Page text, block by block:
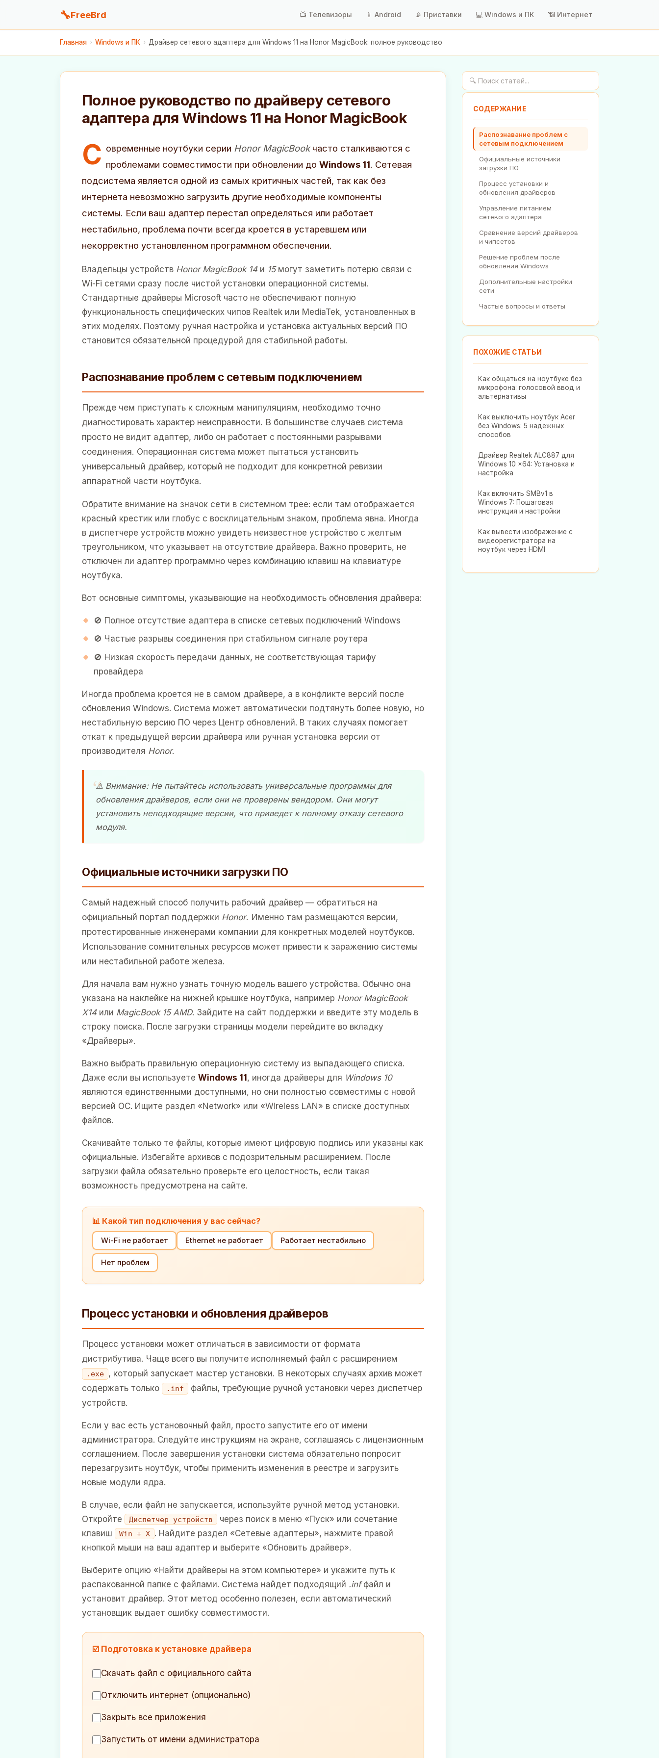
🔧FreeBrd 📺 Телевизоры 📱 Android 📡 Приставки 💻 Windows и ПК 📶 Интернет
Главная › Windows и ПК › Драйвер сетевого адаптера для Windows 11 на Honor MagicBook: полное руководство
Полное руководство по драйверу сетевого
адаптера для Windows 11 на Honor MagicBook
С овременные ноутбуки серии Honor MagicBookчасто сталкиваются с
проблемами совместимости при обновлении до Windows 11. Сетевая
подсистема является одной из самых критичных частей, так как без
интернета невозможно загрузить другие необходимые компоненты
системы. Если ваш адаптер перестал определяться или работает
нестабильно, проблема почти всегда кроется в устаревшем или
некорректно установленном программном обеспечении.
Владельцы устройств Honor MagicBook 14и 15могут заметить потерю связи с
Wi-Fi сетями сразу после чистой установки операционной системы.
Стандартные драйверы Microsoft часто не обеспечивают полную
функциональность специфических чипов Realtek или MediaTek, установленных в
этих моделях. Поэтому ручная настройка и установка актуальных версий ПО
становится обязательной процедурой для стабильной работы.
Распознавание проблем с сетевым подключением
Прежде чем приступать к сложным манипуляциям, необходимо точно
диагностировать характер неисправности. В большинстве случаев система
просто не видит адаптер, либо он работает с постоянными разрывами
соединения. Операционная система может пытаться установить
универсальный драйвер, который не подходит для конкретной ревизии
аппаратной части ноутбука.
Обратите внимание на значок сети в системном трее: если там отображается
красный крестик или глобус с восклицательным знаком, проблема явна. Иногда
в диспетчере устройств можно увидеть неизвестное устройство с желтым
треугольником, что указывает на отсутствие драйвера. Важно проверить, не
отключен ли адаптер программно через комбинацию клавиш на клавиатуре
ноутбука.
Вот основные симптомы, указывающие на необходимость обновления драйвера:
🚫 Полное отсутствие адаптера в списке сетевых подключений Windows
🚫 Частые разрывы соединения при стабильном сигнале роутера
🚫 Низкая скорость передачи данных, не соответствующая тарифу
провайдера
Иногда проблема кроется не в самом драйвере, а в конфликте версий после
обновления Windows. Система может автоматически подтянуть более новую, но
нестабильную версию ПО через Центр обновлений. В таких случаях помогает
откат к предыдущей версии драйвера или ручная установка версии от
производителя Honor.
⚠️ Внимание: Не пытайтесь использовать универсальные программы для
обновления драйверов, если они не проверены вендором. Они могут
установить неподходящие версии, что приведет к полному отказу сетевого
модуля.
Официальные источники загрузки ПО
Самый надежный способ получить рабочий драйвер — обратиться на
официальный портал поддержки Honor. Именно там размещаются версии,
протестированные инженерами компании для конкретных моделей ноутбуков.
Использование сомнительных ресурсов может привести к заражению системы
или нестабильной работе железа.
Для начала вам нужно узнать точную модель вашего устройства. Обычно она
указана на наклейке на нижней крышке ноутбука, например Honor MagicBook
X14или MagicBook 15 AMD. Зайдите на сайт поддержки и введите эту модель в
строку поиска. После загрузки страницы модели перейдите во вкладку
«Драйверы».
Важно выбрать правильную операционную систему из выпадающего списка.
Даже если вы используете Windows 11 , иногда драйверы для Windows 10
являются единственными доступными, но они полностью совместимы с новой
версией ОС. Ищите раздел «Network» или «Wireless LAN» в списке доступных
файлов.
Скачивайте только те файлы, которые имеют цифровую подпись или указаны как
официальные. Избегайте архивов с подозрительным расширением. После
загрузки файла обязательно проверьте его целостность, если такая
возможность предусмотрена на сайте.
📊 Какой тип подключения у вас сейчас?
Wi-Fi не работает Ethernet не работает Работает нестабильно
Нет проблем
Процесс установки и обновления драйверов
Процесс установки может отличаться в зависимости от формата
дистрибутива. Чаще всего вы получите исполняемый файл с расширением
.exe , который запускает мастер установки. В некоторых случаях архив может
содержать только
.inf
файлы, требующие ручной установки через диспетчер
устройств.
Если у вас есть установочный файл, просто запустите его от имени
администратора. Следуйте инструкциям на экране, соглашаясь с лицензионным
соглашением. После завершения установки система обязательно попросит
перезагрузить ноутбук, чтобы применить изменения в реестре и загрузить
новые модули ядра.
В случае, если файл не запускается, используйте ручной метод установки.
Откройте
Диспетчер устройств
через поиск в меню «Пуск» или сочетание
клавиш
Win + X . Найдите раздел «Сетевые адаптеры», нажмите правой
кнопкой мыши на ваш адаптер и выберите «Обновить драйвер».
Выберите опцию «Найти драйверы на этом компьютере» и укажите путь к
распакованной папке с файлами. Система найдет подходящий .infфайл и
установит драйвер. Этот метод особенно полезен, если автоматический
установщик выдает ошибку совместимости.
☑️ Подготовка к установке драйвера
Скачать файл с официального сайта
Отключить интернет (опционально)
Закрыть все приложения
Запустить от имени администратора
СОДЕРЖАНИЕ
Распознавание проблем с
сетевым подключением
Официальные источники
загрузки ПО
Процесс установки и
обновления драйверов
Управление питанием
сетевого адаптера
Сравнение версий драйверов
и чипсетов
Решение проблем после
обновления Windows
Дополнительные настройки
сети
Частые вопросы и ответы
ПОХОЖИЕ СТАТЬИ
Как общаться на ноутбуке без
микрофона: голосовой ввод и
альтернативы
Как выключить ноутбук Acer
без Windows: 5 надежных
способов
Драйвер Realtek ALC887 для
Windows 10 x64: Установка и
настройка
Как включить SMBv1 в
Windows 7: Пошаговая
инструкция и настройки
Как вывести изображение с
видеорегистратора на
ноутбук через HDMI